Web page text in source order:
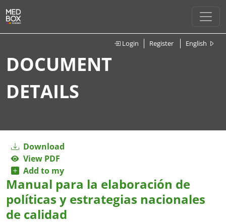
Login Register English
DOCUMENT
DETAILS
Download
View PDF
Add to my
Manual para la elaboración de
políticas y estrategias nacionales
de calidad